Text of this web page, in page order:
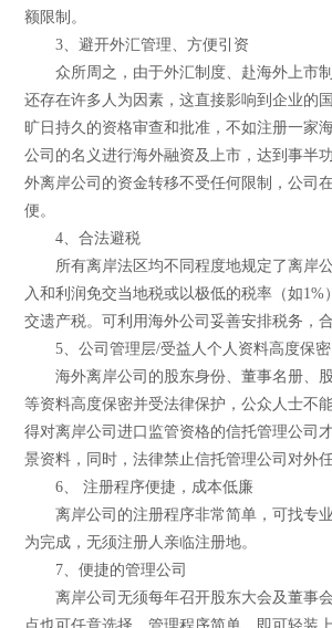
额限制。
3、避开外汇管理、方便引资
众所周之，由于外汇制度、赴海外上市
还存在许多人为因素，这直接影响到企业的
旷日持久的资格审查和批准，不如注册一家
公司的名义进行海外融资及上市，达到事半
外离岸公司的资金转移不受任何限制，公司
便。
4、合法避税
所有离岸法区均不同程度地规定了离岸
入和利润免交当地税或以极低的税率（如1%
交遗产税。可利用海外公司妥善安排税务，
5、公司管理层/受益人个人资料高度保密
海外离岸公司的股东身份、董事名册、
等资料高度保密并受法律保护，公众人士不
得对离岸公司进口监管资格的信托管理公司
景资料，同时，法律禁止信托管理公司对外
6、 注册程序便捷，成本低廉
离岸公司的注册程序非常简单，可找专
为完成，无须注册人亲临注册地。
7、便捷的管理公司
离岸公司无须每年召开股东大会及董事